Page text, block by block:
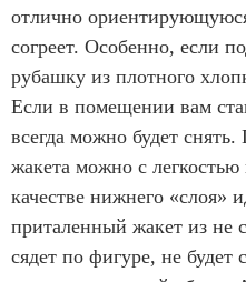
отлично
согреет. Особенно, если
рубашку из плотного
Если в помещении вам
всегда можно будет
жакета можно с легкостью
качестве нижнего «слоя»
приталенный жакет из
сядет по фигуре, не будет